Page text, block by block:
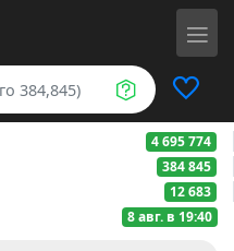
4 695 774
384 845
12 683
8 авг. в 19:40